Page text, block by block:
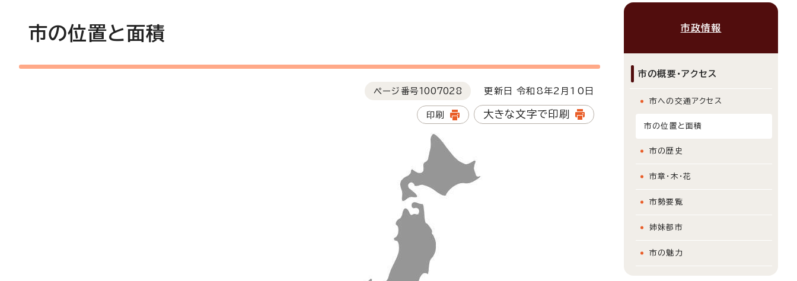
市の位置と面積
ページ番号1007028 更新日 令和8年2月10日
印刷 大きな文字で印刷
市政情報
市の概要・アクセス
市への交通アクセス
市の位置と面積
市の歴史
市章・木・花
市勢要覧
姉妹都市
市の魅力